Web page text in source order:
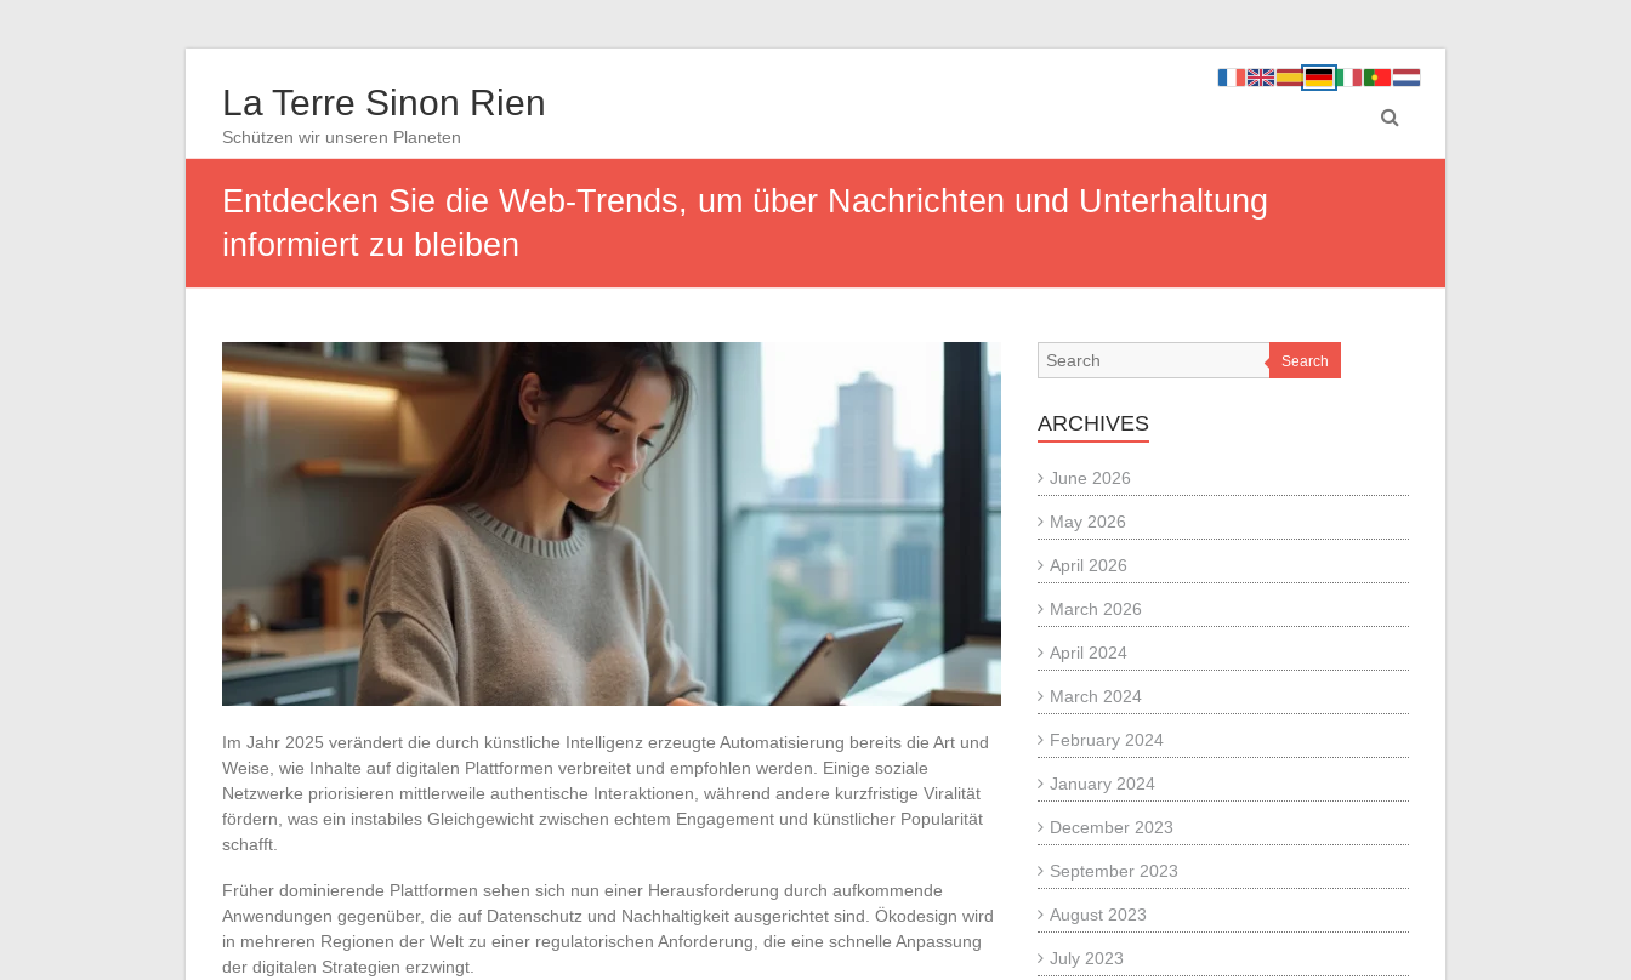
La Terre Sinon Rien
Schützen wir unseren Planeten
Entdecken Sie die Web-Trends, um über Nachrichten und Unterhaltung
informiert zu bleiben
Im Jahr 2025 verändert die durch künstliche Intelligenz erzeugte Automatisierung bereits die Art und
Weise, wie Inhalte auf digitalen Plattformen verbreitet und empfohlen werden. Einige soziale
Netzwerke priorisieren mittlerweile authentische Interaktionen, während andere kurzfristige Viralität
fördern, was ein instabiles Gleichgewicht zwischen echtem Engagement und künstlicher Popularität
schafft.
Früher dominierende Plattformen sehen sich nun einer Herausforderung durch aufkommende
Anwendungen gegenüber, die auf Datenschutz und Nachhaltigkeit ausgerichtet sind. Ökodesign wird
in mehreren Regionen der Welt zu einer regulatorischen Anforderung, die eine schnelle Anpassung
der digitalen Strategien erzwingt.
Search
ARCHIVES
June 2026
May 2026
April 2026
March 2026
April 2024
March 2024
February 2024
January 2024
December 2023
September 2023
August 2023
July 2023